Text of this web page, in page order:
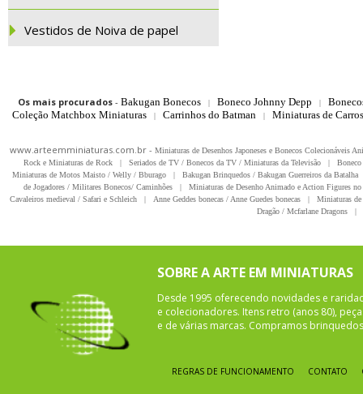
Vestidos de Noiva de papel
Os mais procurados- Bakugan Bonecos | Boneco Johnny Depp |
Coleção Matchbox Miniaturas
| Carrinhos do Batman | Miniaturas de
www.arteemminiaturas.com.br - Miniaturas de Desenhos Japoneses e Bonecos Colecionáveis
Rock e Miniaturas de Rock
| Seriados de TV / Bonecos da TV / Miniaturas da Televisão |
Miniaturas de Motos Maisto / Welly / Bburago
| Bakugan Brinquedos / Bakugan Guerreiros da Batalha
de Jogadores / Militares Bonecos/ Caminhões
|
Miniaturas de Desenho Animado e Action Figures
Cavaleiros medieval / Safari e Schleich
| Anne Geddes bonecas / Anne Guedes bonecas |
Miniaturas
Dragão / Mcfarlane Dragons
|
SOBRE A ARTE EM MINIATURAS
Desde 1995 oferecendo novidades e
e colecionadores. Itens retro (anos 80),
e de várias marcas. Compramos
REGRAS DE FUNCIONAMENTO CONTATO